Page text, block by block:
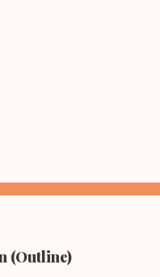
(Outline)